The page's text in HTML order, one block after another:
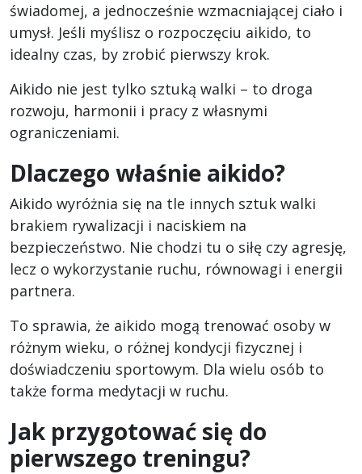
świadomej, a jednocześnie wzmacniającej ciało i
umysł. Jeśli myślisz o rozpoczęciu aikido, to
idealny czas, by zrobić pierwszy krok.
Aikido nie jest tylko sztuką walki – to droga
rozwoju, harmonii i pracy z własnymi
ograniczeniami.
Dlaczego właśnie aikido?
Aikido wyróżnia się na tle innych sztuk walki
brakiem rywalizacji i naciskiem na
bezpieczeństwo. Nie chodzi tu o siłę czy agresję,
lecz o wykorzystanie ruchu, równowagi i energii
partnera.
To sprawia, że aikido mogą trenować osoby w
różnym wieku, o różnej kondycji fizycznej i
doświadczeniu sportowym. Dla wielu osób to
także forma medytacji w ruchu.
Jak przygotować się do
pierwszego treningu?